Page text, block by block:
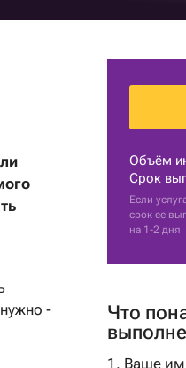
мужа
работу
рождения
руке
-
Объём
Срок
Если
срок ее
на 1-2 дня
Что
1. Ваше